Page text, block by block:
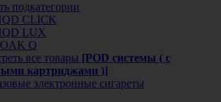
подкатегории
CLICK
LUX
Q
все товары [POD системы ( с
картриджами )]
электронные сигареты